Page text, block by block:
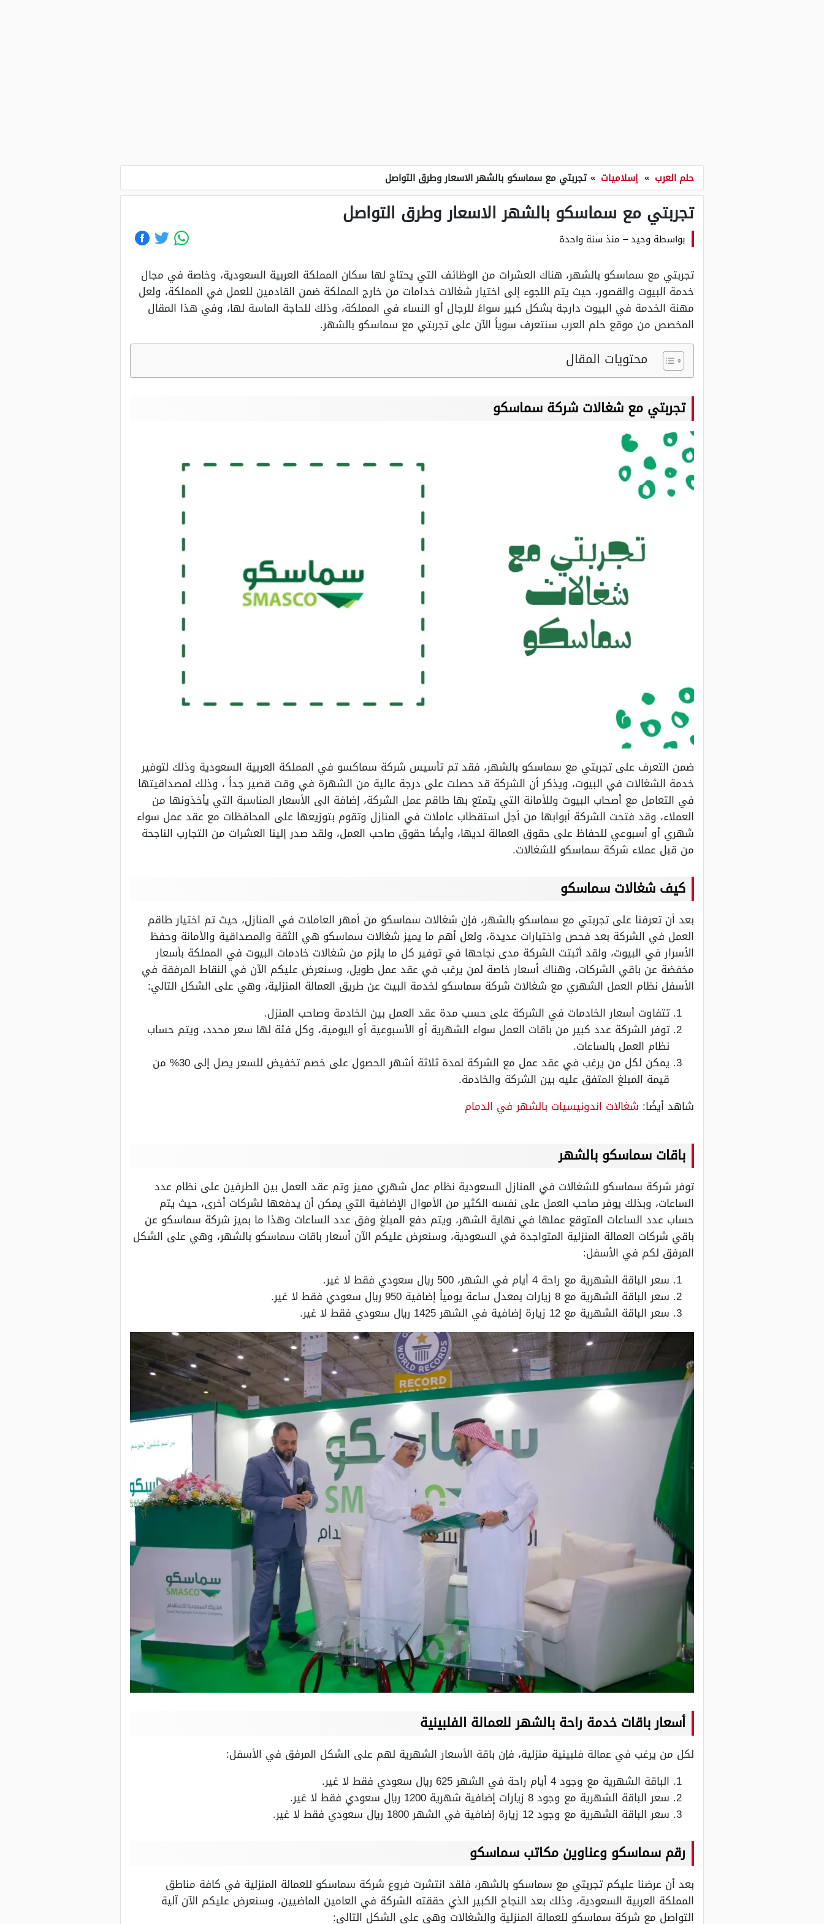
حلم العرب » إسلاميات » تجربتي مع سماسكو بالشهر الاسعار وطرق التواصل
تجربتي مع سماسكو بالشهر الاسعار وطرق التواصل
بواسطة وحيد– منذ سنة واحدة
تجربتي مع سماسكو بالشهر، هناك العشرات من الوظائف التي يحتاج لها سكان المملكة العربية السعودية، وخاصة في مجال
خدمة البيوت والقصور، حيث يتم اللجوء إلى اختيار شغالات خدامات من خارج المملكة ضمن القادمين للعمل في المملكة، ولعل
مهنة الخدمة في البيوت دارجة بشكل كبير سواءً للرجال أو النساء في المملكة، وذلك للحاجة الماسة لها، وفي هذا المقال
المخصص من موقع حلم العرب سنتعرف سوياً الآن على تجربتي مع سماسكو بالشهر.
محتويات المقال
تجربتي مع شغالات شركة سماسكو
ضمن التعرف على تجربتي مع سماسكو بالشهر، فقد تم تأسيس شركة سماكسو في المملكة العربية السعودية وذلك لتوفير
خدمة الشغالات في البيوت، ويذكر أن الشركة قد حصلت على درجة عالية من الشهرة في وقت قصير جداً ، وذلك لمصداقيتها
في التعامل مع أصحاب البيوت وللأمانة التي يتمتع بها طاقم عمل الشركة، إضافة الى الأسعار المناسبة التي يأخذونها من
العملاء، وقد فتحت الشركة أبوابها من أجل استقطاب عاملات في المنازل وتقوم بتوزيعها على المحافظات مع عقد عمل سواء
شهري أو أسبوعي للحفاظ على حقوق العمالة لديها، وأيضًا حقوق صاحب العمل، ولقد صدر إلينا العشرات من التجارب الناجحة
من قبل عملاء شركة سماسكو للشغالات.
كيف شغالات سماسكو
بعد أن تعرفنا على تجربتي مع سماسكو بالشهر، فإن شغالات سماسكو من أمهر العاملات في المنازل، حيث تم اختيار طاقم
العمل في الشركة بعد فحص واختبارات عديدة، ولعل أهم ما يميز شغالات سماسكو هي الثقة والمصداقية والأمانة وحفظ
الأسرار في البيوت، ولقد أثبتت الشركة مدى نجاحها في توفير كل ما يلزم من شغالات خادمات البيوت في المملكة بأسعار
مخفضة عن باقي الشركات، وهناك أسعار خاصة لمن يرغب في عقد عمل طويل، وسنعرض عليكم الآن في النقاط المرفقة في
الأسفل نظام العمل الشهري مع شغالات شركة سماسكو لخدمة البيت عن طريق العمالة المنزلية، وهي على الشكل التالي:
تتفاوت أسعار الخادمات في الشركة على حسب مدة عقد العمل بين الخادمة وصاحب المنزل.
توفر الشركة عدد كبير من باقات العمل سواء الشهرية أو الأسبوعية أو اليومية، وكل فئة لها سعر محدد، ويتم حساب
نظام العمل بالساعات.
يمكن لكل من يرغب في عقد عمل مع الشركة لمدة ثلاثة أشهر الحصول على خصم تخفيض للسعر يصل إلى 30% من
قيمة المبلغ المتفق عليه بين الشركة والخادمة.
شاهد أيضًا: شغالات اندونيسيات بالشهر في الدمام
باقات سماسكو بالشهر
توفر شركة سماسكو للشغالات في المنازل السعودية نظام عمل شهري مميز وتم عقد العمل بين الطرفين على نظام عدد
الساعات، وبذلك يوفر صاحب العمل على نفسه الكثير من الأموال الإضافية التي يمكن أن يدفعها لشركات أخرى، حيث يتم
حساب عدد الساعات المتوقع عملها في نهاية الشهر، ويتم دفع المبلغ وفق عدد الساعات وهذا ما بميز شركة سماسكو عن
باقي شركات العمالة المنزلية المتواجدة في السعودية، وسنعرض عليكم الآن أسعار باقات سماسكو بالشهر، وهي على الشكل
المرفق لكم في الأسفل:
سعر الباقة الشهرية مع راحة 4 أيام في الشهر، 500 ريال سعودي فقط لا غير.
سعر الباقة الشهرية مع 8 زيارات بمعدل ساعة يومياً إضافية 950 ريال سعودي فقط لا غير.
سعر الباقة الشهرية مع 12 زيارة إضافية في الشهر 1425 ريال سعودي فقط لا غير.
أسعار باقات خدمة راحة بالشهر للعمالة الفلبينية
لكل من يرغب في عمالة فلبينية منزلية، فإن باقة الأسعار الشهرية لهم على الشكل المرفق في الأسفل:
الباقة الشهرية مع وجود 4 أيام راحة في الشهر 625 ريال سعودي فقط لا غير.
سعر الباقة الشهرية مع وجود 8 زيارات إضافية شهرية 1200 ريال سعودي فقط لا غير.
سعر الباقة الشهرية مع وجود 12 زيارة إضافية في الشهر 1800 ريال سعودي فقط لا غير.
رقم سماسكو وعناوين مكاتب سماسكو
بعد أن عرضنا عليكم تجربتي مع سماسكو بالشهر، فلقد انتشرت فروع شركة سماسكو للعمالة المنزلية في كافة مناطق
المملكة العربية السعودية، وذلك بعد النجاح الكبير الذي حققته الشركة في العامين الماضيين، وسنعرض عليكم الآن آلية
التواصل مع شركة سماسكو للعمالة المنزلية والشغالات وهي على الشكل التالي: